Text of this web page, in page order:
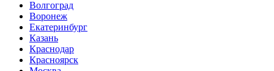
Волгоград
Воронеж
Екатеринбург
Казань
Краснодар
Красноярск